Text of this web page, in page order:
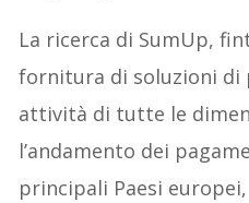
La ricerca di SumUp,
fornitura di soluzioni di
attività di tutte le
l’andamento dei
principali Paesi